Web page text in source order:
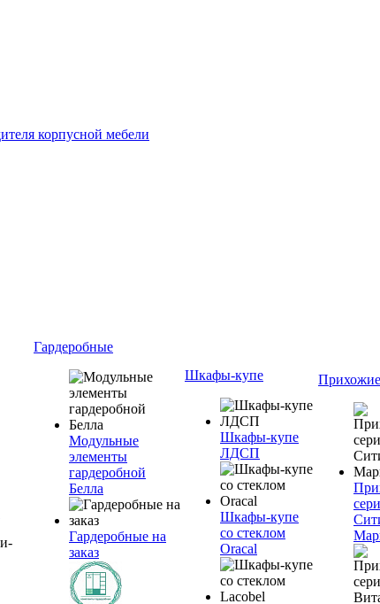
Гардеробные
Модульные
элементы
гардеробной
Белла
Гардеробные на
заказ
Шкафы-купе
Шкафы-купе
ЛДСП
Шкафы-купе
со стеклом
Oracal
Прихожие